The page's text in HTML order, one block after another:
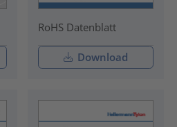
RoHS Datenblatt
Download